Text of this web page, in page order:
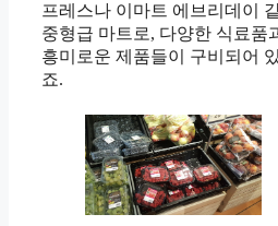
프레스나 이마트 에브리데이
중형급 마트로, 다양한 식료품
흥미로운 제품들이 구비되어
죠.